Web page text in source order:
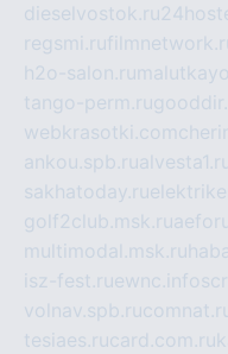
dieselvostok.ru
regsmi.ru
h2o-salon.ru
tango-perm.ru
webkrasotki.com
ankou.spb.ru
sakhatoday.ru
golf2club.msk.ru
multimodal.msk.ru
isz-fest.ruewnc.info
volnav.spb.ru
tesiaes.rucard.com.ru